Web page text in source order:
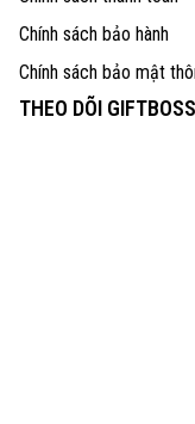
Chính sách bảo hành
Chính sách bảo mật
THEO DÕI GIFTBOSS